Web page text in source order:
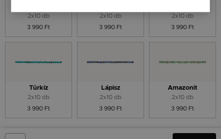
2x10 db
3 990 Ft
2x10 db
3 990 Ft
2x10 db
3 990 Ft
Türkíz
2x10 db
3 990 Ft
Lápisz
2x10 db
3 990 Ft
Amazonit
2x10 db
3 990 Ft